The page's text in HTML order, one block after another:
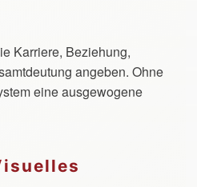
Karriere, Beziehung,
angeben. Ohne
eine ausgewogene